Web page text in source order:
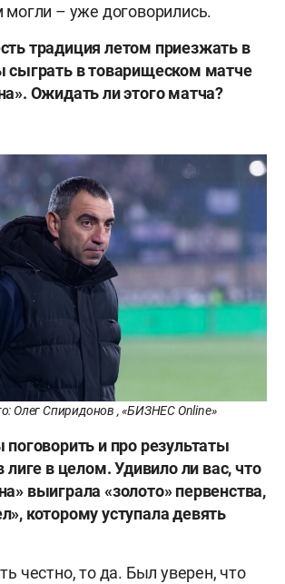
– уже договорились.
традиция летом приезжать в
сыграть в товарищеском матче
Ожидать ли этого матча?
Олег Спиридонов , «БИЗНЕС Online»
поговорить и про результаты
лиге в целом. Удивило ли вас, что
выиграла «золото» первенства,
которому уступала девять
честно, то да. Был уверен, что